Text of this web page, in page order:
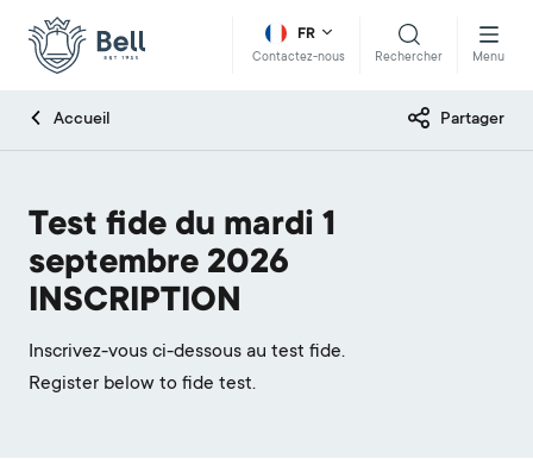
FR
Contactez-nous Rechercher Menu
Accueil Partager
Test fide du mardi 1
septembre 2026
INSCRIPTION
Inscrivez-vous ci-dessous au test fide.
Register below to fide test.